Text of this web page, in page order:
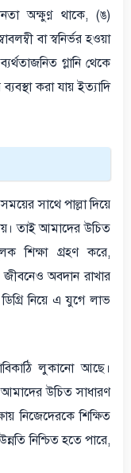
অক্ষুণ্ণ থাকে, (ঙ)
বা স্বনির্ভর হওয়া
গ্লানি থেকে
করা যায় ইত্যাদি
সাথে পাল্লা দিয়ে
তাই আমাদের উচিত
শিক্ষা গ্রহণ করে,
জীবনেও অবদান রাখার
নিয়ে এ যুগে লাভ
লুকানো আছে।
উচিত সাধারণ
নিজেদেরকে শিক্ষিত
নিশ্চিত হতে পারে,